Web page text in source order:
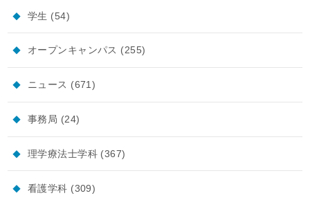
学生 (54)
オープンキャンパス (255)
ニュース (671)
事務局 (24)
理学療法士学科 (367)
看護学科 (309)